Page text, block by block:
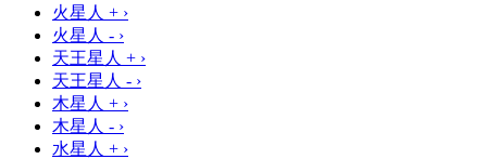
火星人 + ›
火星人 - ›
天王星人 + ›
天王星人 - ›
木星人 + ›
木星人 - ›
水星人 + ›